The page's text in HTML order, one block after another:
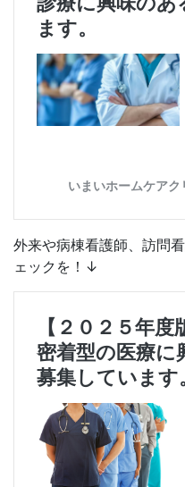
外来や病棟看護師、訪問
ェックを！↓